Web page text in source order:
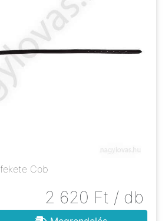
QHP segédorrszíj fekete Cob
2 620 Ft / db